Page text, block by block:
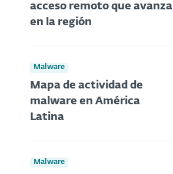
acceso remoto que avanza
en la región
Malware
Mapa de actividad de
malware en América
Latina
Malware